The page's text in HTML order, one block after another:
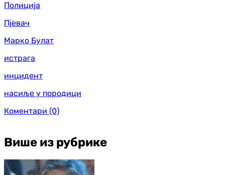
Полиција
Пјевач
Марко Булат
истрага
инцидент
насиље у породици
Коментари (0)
Више из рубрике